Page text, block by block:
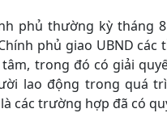
phủ thường kỳ tháng
phủ giao UBND
trong đó có giải
lao động trong quá
các trường hợp đã có